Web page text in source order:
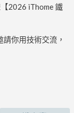
2026 iThome 鐵
你用技術交流，